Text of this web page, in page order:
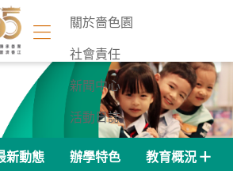
關於嗇色園
社會責任
新聞中心
活動日誌
聯絡我們
新動態 辦學特色 教育概況